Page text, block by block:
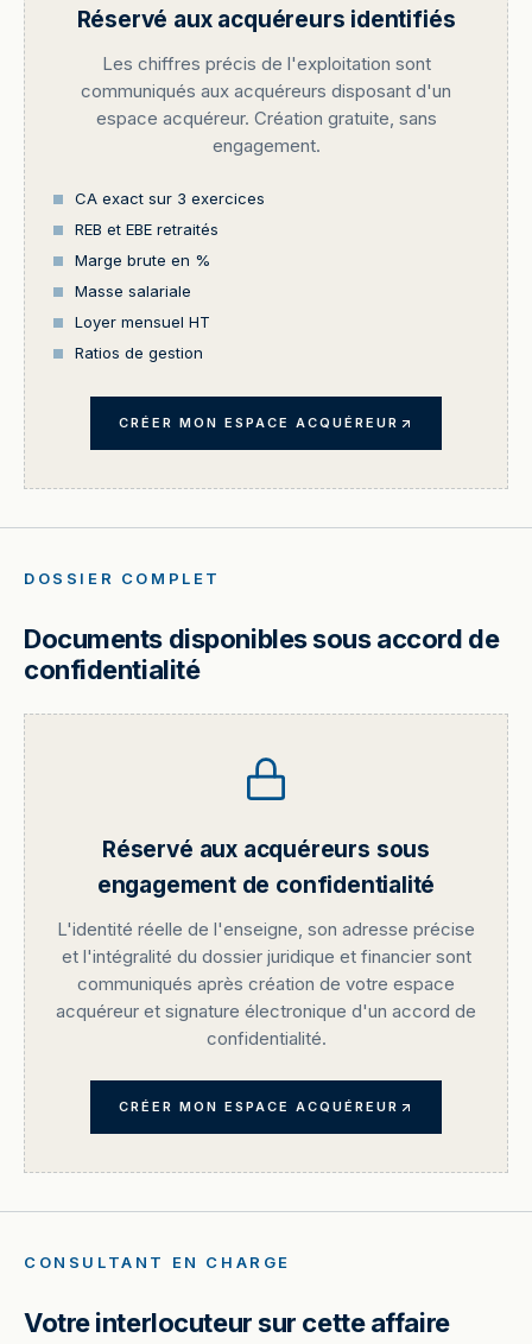
Réservé aux acquéreurs identifiés
Les chiffres précis de l'exploitation sont
communiqués aux acquéreurs disposant d'un
espace acquéreur. Création gratuite, sans
engagement.
CA exact sur 3 exercices
REB et EBE retraités
Marge brute en %
Masse salariale
Loyer mensuel HT
Ratios de gestion
CRÉER MON ESPACE ACQUÉREUR
DOSSIER COMPLET
Documents disponibles sous accord de
confidentialité
Réservé aux acquéreurs sous
engagement de confidentialité
L'identité réelle de l'enseigne, son adresse précise
et l'intégralité du dossier juridique et financier sont
communiqués après création de votre espace
acquéreur et signature électronique d'un accord de
confidentialité.
CRÉER MON ESPACE ACQUÉREUR
CONSULTANT EN CHARGE
Votre interlocuteur sur cette affaire